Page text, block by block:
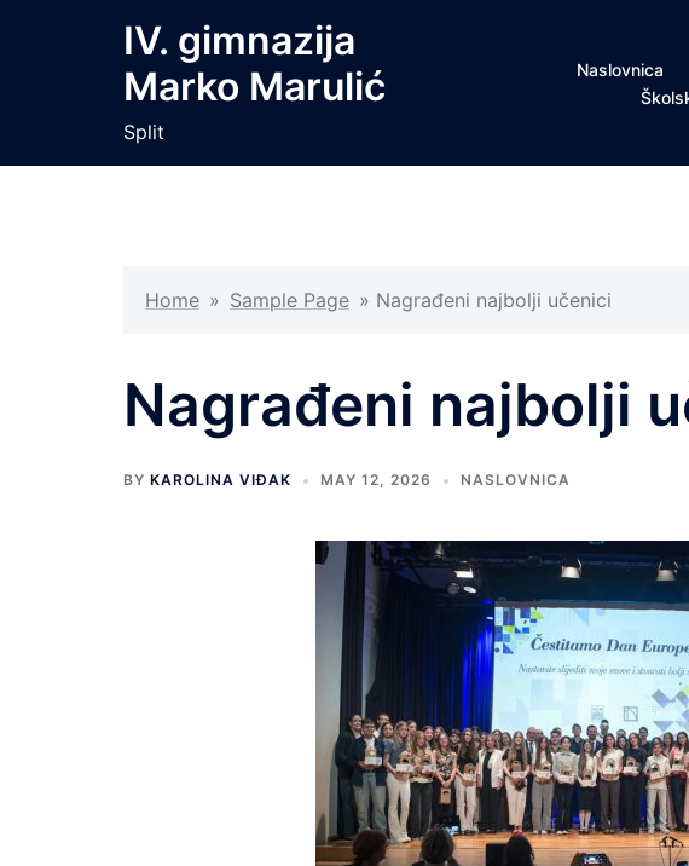
IV. gimnazija
Marko Marulić
Split
Naslovnica
Home » Sample Page » Nagrađeni najbolji učenici
Nagrađeni najbolji
BY KAROLINA VIĐAK MAY 12, 2026 NASLOVNICA